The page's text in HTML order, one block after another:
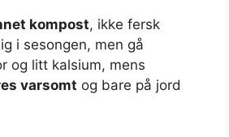
kompost, ikke fersk
i sesongen, men gå
og litt kalsium, mens
varsomt og bare på jord